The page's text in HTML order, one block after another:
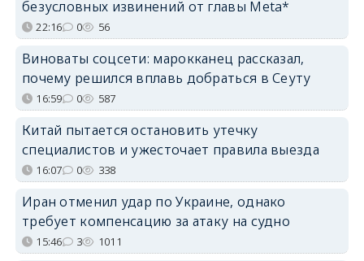
безусловных извинений от главы Meta*
22:16 0 56
Виноваты соцсети: марокканец рассказал,
почему решился вплавь добраться в Сеуту
16:59 0 587
Китай пытается остановить утечку
специалистов и ужесточает правила выезда
16:07 0 338
Иран отменил удар по Украине, однако
требует компенсацию за атаку на судно
15:46 3 1011